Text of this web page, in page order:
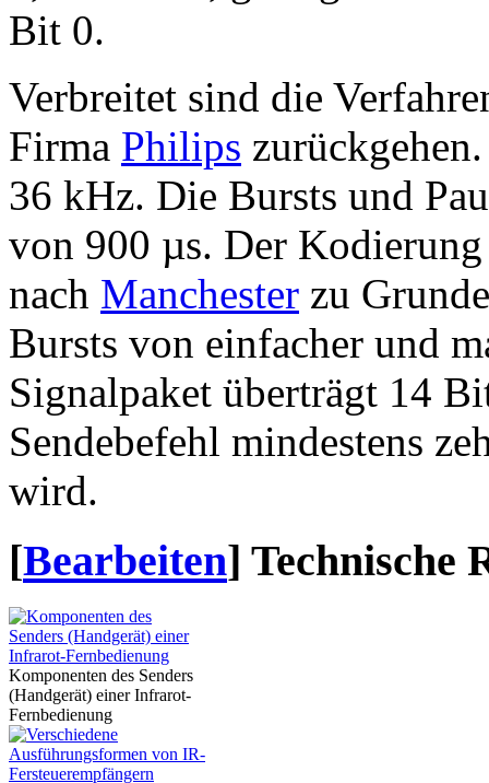
Bit 0.
Verbreitet sind die
Firma Philips
36 kHz. Die Bursts und
von 900 µs. Der
nach Manchester zu
Bursts von einfacher und
Signalpaket überträgt 14
Sendebefehl mindestens
wird.
[Bearbeiten] Technische
Komponenten des Senders
(Handgerät) einer Infrarot-
Fernbedienung